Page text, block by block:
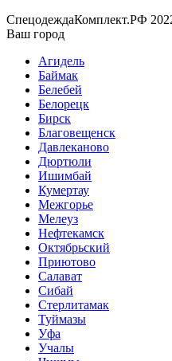
СпецодеждаКомплект.РФ
Ваш город
Агидель
Баймак
Белебей
Белорецк
Бирск
Благовещенск
Давлеканово
Дюртюли
Ишимбай
Кумертау
Межгорье
Мелеуз
Нефтекамск
Октябрьский
Приютово
Салават
Сибай
Стерлитамак
Туймазы
Уфа
Учалы